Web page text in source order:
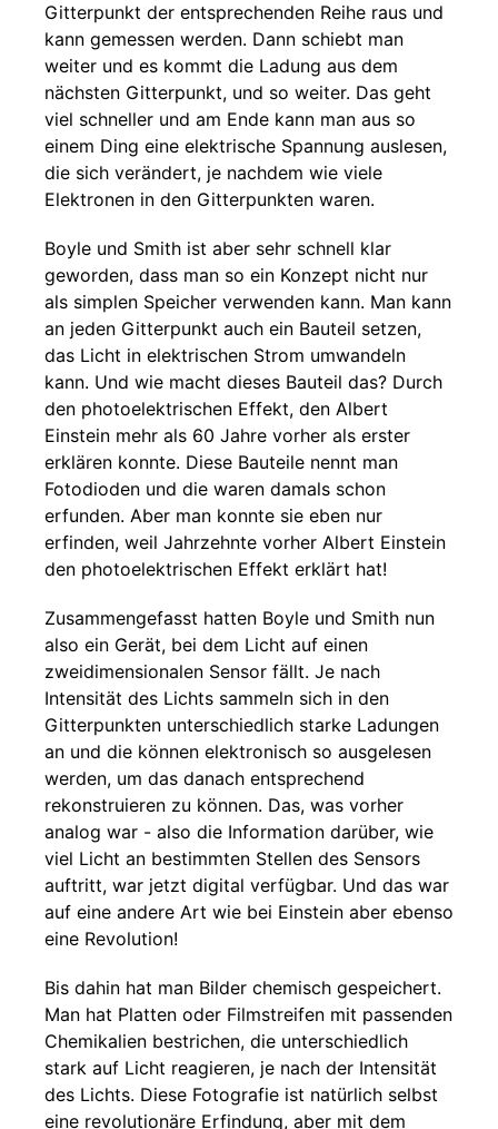
Gitterpunkt der entsprechenden Reihe raus und
kann gemessen werden. Dann schiebt man
weiter und es kommt die Ladung aus dem
nächsten Gitterpunkt, und so weiter. Das geht
viel schneller und am Ende kann man aus so
einem Ding eine elektrische Spannung auslesen,
die sich verändert, je nachdem wie viele
Elektronen in den Gitterpunkten waren.
Boyle und Smith ist aber sehr schnell klar
geworden, dass man so ein Konzept nicht nur
als simplen Speicher verwenden kann. Man kann
an jeden Gitterpunkt auch ein Bauteil setzen,
das Licht in elektrischen Strom umwandeln
kann. Und wie macht dieses Bauteil das? Durch
den photoelektrischen Effekt, den Albert
Einstein mehr als 60 Jahre vorher als erster
erklären konnte. Diese Bauteile nennt man
Fotodioden und die waren damals schon
erfunden. Aber man konnte sie eben nur
erfinden, weil Jahrzehnte vorher Albert Einstein
den photoelektrischen Effekt erklärt hat!
Zusammengefasst hatten Boyle und Smith nun
also ein Gerät, bei dem Licht auf einen
zweidimensionalen Sensor fällt. Je nach
Intensität des Lichts sammeln sich in den
Gitterpunkten unterschiedlich starke Ladungen
an und die können elektronisch so ausgelesen
werden, um das danach entsprechend
rekonstruieren zu können. Das, was vorher
analog war - also die Information darüber, wie
viel Licht an bestimmten Stellen des Sensors
auftritt, war jetzt digital verfügbar. Und das war
auf eine andere Art wie bei Einstein aber ebenso
eine Revolution!
Bis dahin hat man Bilder chemisch gespeichert.
Man hat Platten oder Filmstreifen mit passenden
Chemikalien bestrichen, die unterschiedlich
stark auf Licht reagieren, je nach der Intensität
des Lichts. Diese Fotografie ist natürlich selbst
eine revolutionäre Erfindung, aber mit dem